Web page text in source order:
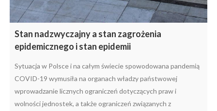
Stan nadzwyczajny a stan zagrożenia
epidemicznego i stan epidemii
Sytuacja w Polsce i na całym świecie spowodowana pandemią
COVID-19 wymusiła na organach władzy państwowej
wprowadzanie licznych ograniczeń dotyczących praw i
wolności jednostek, a także ograniczeń związanych z